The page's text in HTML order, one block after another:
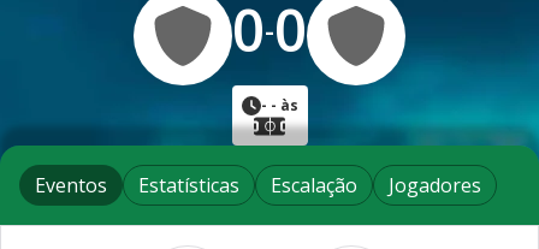
0-0
- - às
Eventos Estatísticas Escalação Jogadores